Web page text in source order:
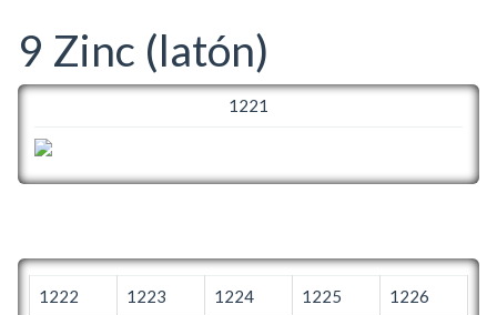
9 Zinc (latón)
1221
1222 1223 1224 1225 1226